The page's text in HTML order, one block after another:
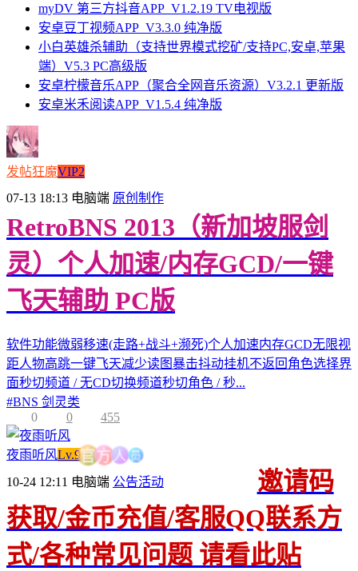
myDV 第三方抖音APP_V1.2.19 TV电视版
安卓豆丁视频APP_V3.3.0 纯净版
小白英雄杀辅助（支持世界模式挖矿/支持PC,安卓,苹果
端）V5.3 PC高级版
安卓柠檬音乐APP（聚合全网音乐资源）V3.2.1 更新版
安卓米禾阅读APP_V1.5.4 纯净版
发帖狂魔VIP2
07-13 18:13 电脑端 原创制作
RetroBNS 2013（新加坡服剑
灵）个人加速/内存GCD/一键
飞天辅助 PC版
软件功能微弱移速(走路+战斗+濒死)个人加速内存GCD无限视
距人物高跳一键飞天减少读图暴击抖动挂机不返回角色选择界
面秒切频道 / 无CD切换频道秒切角色 / 秒...
#BNS 剑灵类
0
0 455
夜雨听风Lv.9官 方人员
10-24 12:11 电脑端 公告活动
邀请码
获取/金币充值/客服QQ联系方
式/各种常见问题 请看此贴